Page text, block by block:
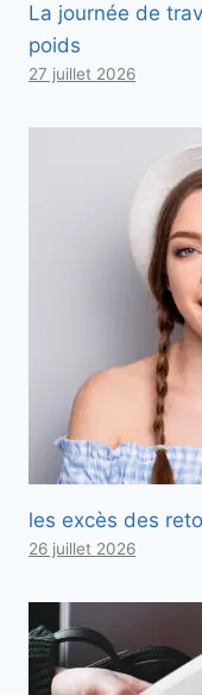
La journée de
poids
27 juillet 2026
les excès des
26 juillet 2026